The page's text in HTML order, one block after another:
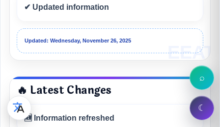
✔ Updated information
Updated: Wednesday, November 26, 2025
🔥 Latest Changes
🆕 Information refreshed
⌕
☾